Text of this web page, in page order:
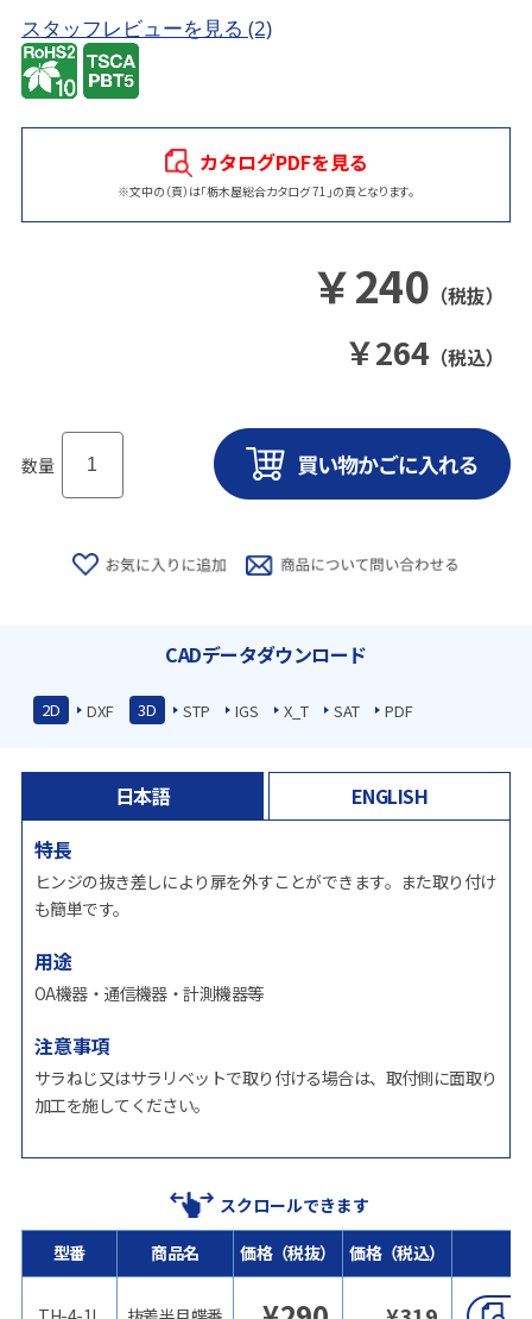
スタッフレビューを見る (2)
カタログPDFを見る
※文中の（頁）は「栃木屋総合カタログ 71」の頁となります。
￥240 （税抜）
￥264 （税込）
数量
CADデータダウンロード
2D DXF 3D STP IGS X_T SAT PDF
日本語
ENGLISH
特長
ヒンジの抜き差しにより扉を外すことができます。また取り付け
も簡単です。
用途
OA機器・通信機器・計測機器等
注意事項
サラねじ又はサラリベットで取り付ける場合は、取付側に面取り
加工を施してください。
スクロールできます
型番 商品名 価格（税抜） 価格（税込）